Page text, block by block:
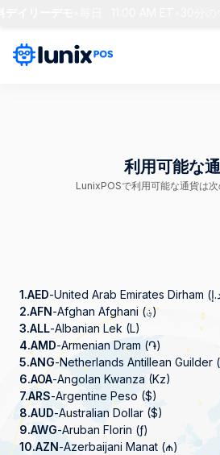
30分の
利用可能な
LunixPOSで利用可能な通貨は次
1.AED-
2.AFN-
Afghan Afghani (؋)
3.ALL-Albanian Lek (L)
4.AMD-Armenian Dram (֏)
5.ANG-Netherlands Antillean Guilder
6.AOA-Angolan Kwanza (Kz)
7.ARS-Argentine Peso ($)
8.AUD-Australian Dollar ($)
9.AWG-Aruban Florin (ƒ)
10.AZN-Azerbaijani Manat (₼)